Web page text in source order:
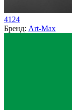
4124
Бренд: Art-Max